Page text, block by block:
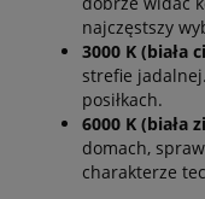
najczęstszy
3000 K (biała
strefie
posiłkach.
6000 K (biała
domach,
charakterze